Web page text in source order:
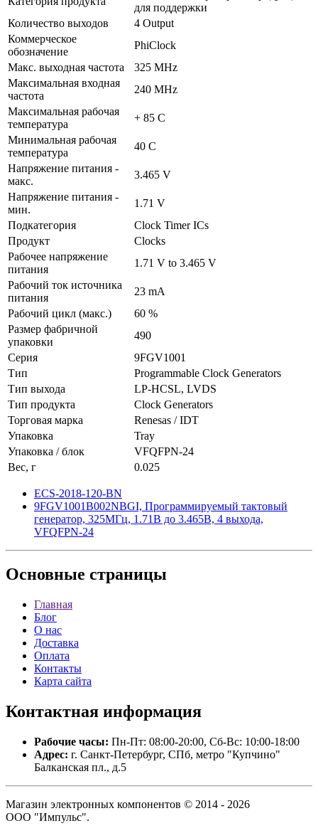
для поддержки
Количество выходов
4 Output
Коммерческое
обозначение
PhiClock
Макс. выходная частота
325 MHz
Максимальная входная
частота
240 MHz
Максимальная рабочая
температура
+ 85 C
Минимальная рабочая
температура
40 C
Напряжение питания -
макс.
3.465 V
Напряжение питания -
мин.
1.71 V
Подкатегория
Clock Timer ICs
Продукт
Clocks
Рабочее напряжение
питания
1.71 V to 3.465 V
Рабочий ток источника
питания
23 mA
Рабочий цикл (макс.)
60 %
Размер фабричной
упаковки
490
Серия
9FGV1001
Тип
Programmable Clock Generators
Тип выхода
LP-HCSL, LVDS
Тип продукта
Clock Generators
Торговая марка
Renesas / IDT
Упаковка
Tray
Упаковка / блок
VFQFPN-24
Вес, г
0.025
ECS-2018-120-BN
9FGV1001B002NBGI, Программируемый тактовый
генератор, 325МГц, 1.71В до 3.465В, 4 выхода,
VFQFPN-24
Основные страницы
Главная
Блог
О нас
Доставка
Оплата
Контакты
Карта сайта
Контактная информация
Рабочие часы: Пн-Пт: 08:00-20:00, Сб-Вс: 10:00-18:00
Адрес: г. Санкт-Петербург, СПб, метро "Купчино"
Балканская пл., д.5
Магазин электронных компонентов © 2014 - 2026
ООО "Импульс".